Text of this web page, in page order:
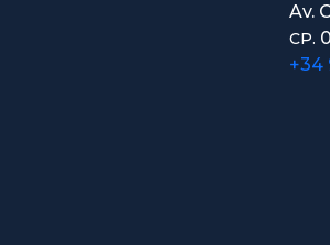
Av.
CP.
+34